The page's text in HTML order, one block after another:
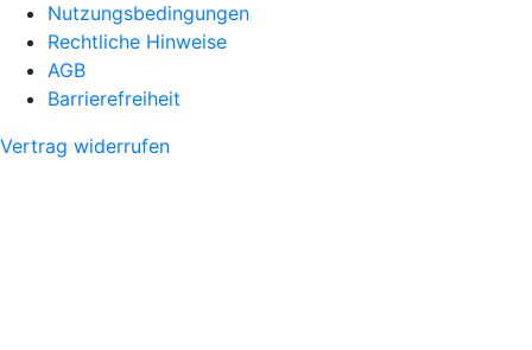
Nutzungsbedingungen
Rechtliche Hinweise
AGB
Barrierefreiheit
Vertrag widerrufen